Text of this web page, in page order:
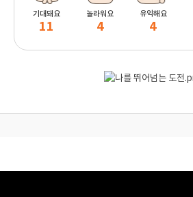
기대돼요
11
놀라워요
4
유익해요
4